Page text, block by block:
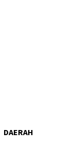
DAERAH